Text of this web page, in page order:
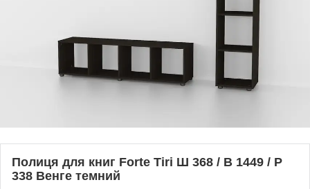
Полиця для книг Forte Tiri Ш 368 / В 1449 / Р
338 Венге темний